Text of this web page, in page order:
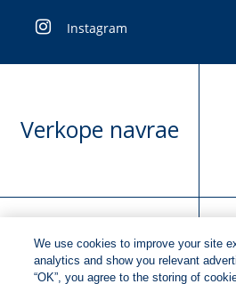
Instagram
Verkope navrae
Manuskrip
We use cookies to improve your site
analytics and show you relevant
“OK”, you agree to the storing of